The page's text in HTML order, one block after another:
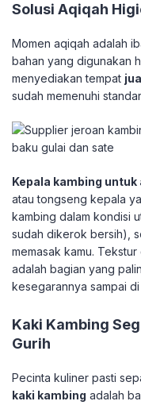
Solusi Aqiqah
​Momen aqiqah adalah
bahan yang digunakan
menyediakan tempat
sudah memenuhi
Kepala kambing untuk
atau tongseng kepala
kambing dalam kondisi
sudah dikerok bersih),
memasak kamu.
adalah bagian yang
kesegarannya sampai
​Kaki Kambing
Gurih
​Pecinta kuliner pasti
kaki kambing adalah